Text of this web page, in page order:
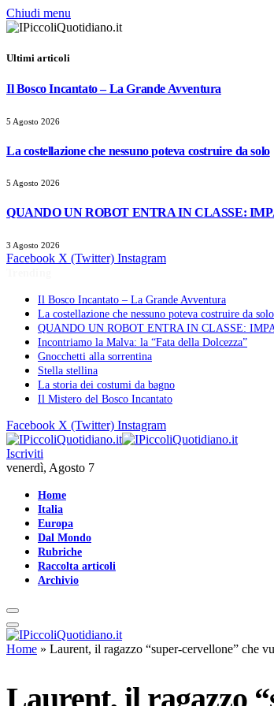
Chiudi menu
Ultimi articoli
Il Bosco Incantato – La Grande Avventura
5 Agosto 2026
La costellazione che nessuno poteva costruire da solo
5 Agosto 2026
QUANDO UN ROBOT ENTRA IN CLASSE:
3 Agosto 2026
Facebook X (Twitter) Instagram
Il Bosco Incantato – La Grande Avventura
La costellazione che nessuno poteva costruire da solo
QUANDO UN ROBOT ENTRA IN CLASSE:
Incontriamo la Malva: la “Fata della Dolcezza”
Gnocchetti alla sorrentina
Stella stellina
La storia dei costumi da bagno
Il Mistero del Bosco Incantato
Facebook X (Twitter) Instagram
Iscriviti
venerdì, Agosto 7
Home
Italia
Europa
Dal Mondo
Rubriche
Raccolta articoli
Archivio
Home » Laurent, il ragazzo “super-cervellone” che
Laurent, il ragazzo